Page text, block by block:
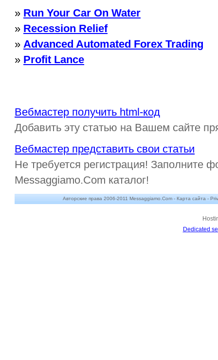
» Run Your Car On Water
» Recession Relief
» Advanced Automated Forex Trading
» Profit Lance
Вебмастер получить html-код
Добавить эту статью на Вашем сайте
Вебмастер представить свои статьи
Не требуется регистрация! Заполните
Messaggiamo.Com каталог!
Авторские права 2006-2011 Messaggiamo.Com - Карта сайта -
Dedicated